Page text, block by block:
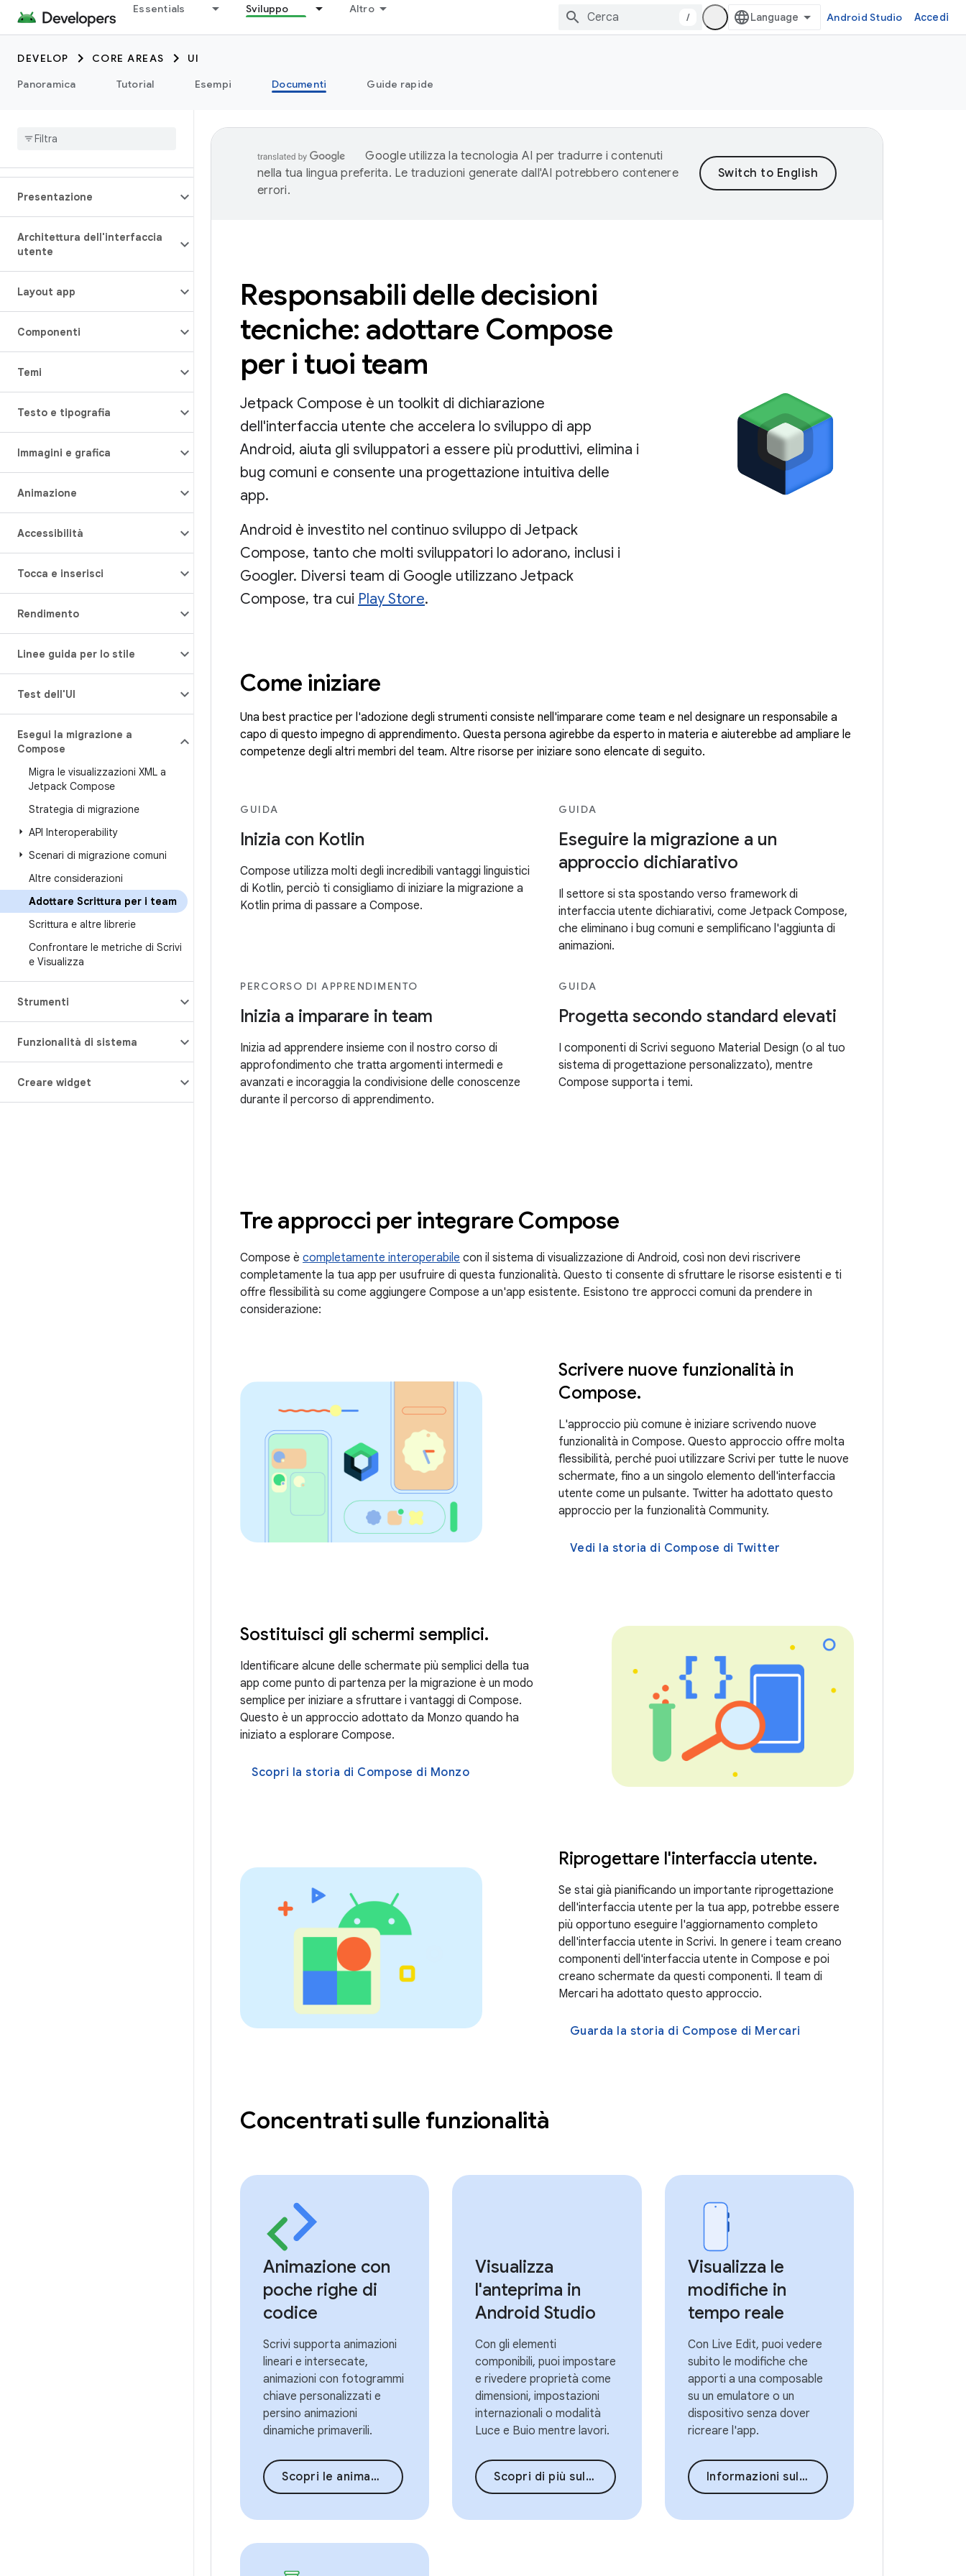
Essentials Sviluppo Altro
/ Android Studio Accedi
DEVELOP CORE AREAS
UI
Panoramica
Tutorial Esempi Documenti Guide rapide
Presentazione
Architettura dell'interfaccia
utente
Layout app
Componenti
Temi
Testo e tipografia
Immagini e grafica
Animazione
Accessibilità
Tocca e inserisci
Rendimento
Linee guida per lo stile
Test dell'UI
Esegui la migrazione a
Compose
Migra le visualizzazioni XML a
Jetpack Compose
Strategia di migrazione
API Interoperability
Scenari di migrazione comuni
Altre considerazioni
Adottare Scrittura per i team
Scrittura e altre librerie
Confrontare le metriche di Scrivi
e Visualizza
Strumenti
Funzionalità di sistema
Creare widget
Google utilizza la tecnologia AI per tradurre i contenuti
nella tua lingua preferita. Le traduzioni generate dall'AI potrebbero contenere
errori.
Responsabili delle decisioni
tecniche: adottare Compose
per i tuoi team
Jetpack Compose è un toolkit di dichiarazione
dell'interfaccia utente che accelera lo sviluppo di app
Android, aiuta gli sviluppatori a essere più produttivi, elimina i
bug comuni e consente una progettazione intuitiva delle
app.
Android è investito nel continuo sviluppo di Jetpack
Compose, tanto che molti sviluppatori lo adorano, inclusi i
Googler. Diversi team di Google utilizzano Jetpack
Compose, tra cui Play Store.
Come iniziare
Una best practice per l'adozione degli strumenti consiste nell'imparare come team e nel designare un responsabile a
capo di questo impegno di apprendimento. Questa persona agirebbe da esperto in materia e aiuterebbe ad ampliare le
competenze degli altri membri del team. Altre risorse per iniziare sono elencate di seguito.
GUIDA
Inizia con Kotlin
Compose utilizza molti degli incredibili vantaggi linguistici
di Kotlin, perciò ti consigliamo di iniziare la migrazione a
Kotlin prima di passare a Compose.
GUIDA
Eseguire la migrazione a un
approccio dichiarativo
Il settore si sta spostando verso framework di
interfaccia utente dichiarativi, come Jetpack Compose,
che eliminano i bug comuni e semplificano l'aggiunta di
animazioni.
PERCORSO DI APPRENDIMENTO
Inizia a imparare in team
Inizia ad apprendere insieme con il nostro corso di
approfondimento che tratta argomenti intermedi e
avanzati e incoraggia la condivisione delle conoscenze
durante il percorso di apprendimento.
GUIDA
Progetta secondo standard elevati
I componenti di Scrivi seguono Material Design (o al tuo
sistema di progettazione personalizzato), mentre
Compose supporta i temi.
Tre approcci per integrare Compose
Compose è completamente interoperabile con il sistema di visualizzazione di Android, così non devi riscrivere
completamente la tua app per usufruire di questa funzionalità. Questo ti consente di sfruttare le risorse esistenti e ti
offre flessibilità su come aggiungere Compose a un'app esistente. Esistono tre approcci comuni da prendere in
considerazione:
Scrivere nuove funzionalità in
Compose.
L'approccio più comune è iniziare scrivendo nuove
funzionalità in Compose. Questo approccio offre molta
flessibilità, perché puoi utilizzare Scrivi per tutte le nuove
schermate, fino a un singolo elemento dell'interfaccia
utente come un pulsante. Twitter ha adottato questo
approccio per la funzionalità Community.
Vedi la storia di Compose di Twitter
Sostituisci gli schermi semplici.
Identificare alcune delle schermate più semplici della tua
app come punto di partenza per la migrazione è un modo
semplice per iniziare a sfruttare i vantaggi di Compose.
Questo è un approccio adottato da Monzo quando ha
iniziato a esplorare Compose.
Scopri la storia di Compose di Monzo
Riprogettare l'interfaccia utente.
Se stai già pianificando un importante riprogettazione
dell'interfaccia utente per la tua app, potrebbe essere
più opportuno eseguire l'aggiornamento completo
dell'interfaccia utente in Scrivi. In genere i team creano
componenti dell'interfaccia utente in Compose e poi
creano schermate da questi componenti. Il team di
Mercari ha adottato questo approccio.
Guarda la storia di Compose di Mercari
Concentrati sulle funzionalità
Animazione con
poche righe di
codice
Scrivi supporta animazioni
lineari e intersecate,
animazioni con fotogrammi
chiave personalizzati e
persino animazioni
dinamiche primaverili.
Scopri le animazioni di Scrivi
Visualizza
l'anteprima in
Android Studio
Con gli elementi
componibili, puoi impostare
e rivedere proprietà come
dimensioni, impostazioni
internazionali o modalità
Luce e Buio mentre lavori.
Scopri di più sull'anteprima
Visualizza le
modifiche in
tempo reale
Con Live Edit, puoi vedere
subito le modifiche che
apporti a una composable
su un emulatore o un
dispositivo senza dover
ricreare l'app.
Informazioni sulla modifica dal vivo